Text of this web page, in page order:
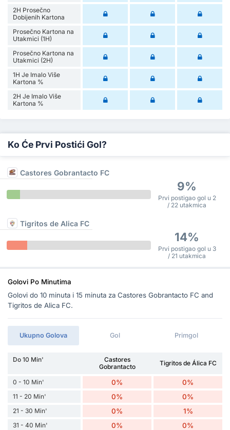
2H Prosečno
Dobijenih Kartona
Prosečno Kartona na
Utakmici (1H)
Prosečno Kartona na
Utakmici (2H)
1H Je Imalo Više
Kartona %
2H Je Imalo Više
Kartona %
Ko Će Prvi Postići Gol?
Castores Gobrantacto FC
9%
Prvi postigao gol u 2
/ 22 utakmica
Tigritos de Alica FC
14%
Prvi postigao gol u 3
/ 21 utakmica
Golovi Po Minutima
Golovi do 10 minuta i 15 minuta za Castores Gobrantacto FC and
Tigritos de Alica FC.
Ukupno Golova Gol Primgol
Do 10 Min'
Castores
Gobrantacto
Tigritos de Álica FC
0 - 10 Min' 0% 0%
11 - 20 Min' 0% 0%
21 - 30 Min' 0% 1%
31 - 40 Min' 0% 0%